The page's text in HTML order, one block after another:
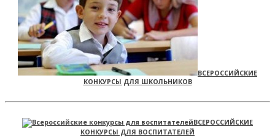
ВСЕРОССИЙСКИЕ
КОНКУРСЫ ДЛЯ ШКОЛЬНИКОВ
ВСЕРОССИЙСКИЕ
КОНКУРСЫ ДЛЯ ВОСПИТАТЕЛЕЙ